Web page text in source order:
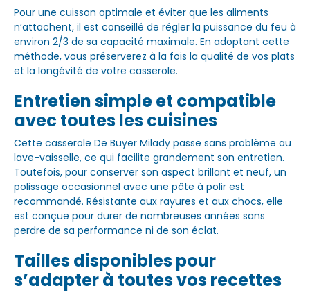
Pour une cuisson optimale et éviter que les aliments
n’attachent, il est conseillé de régler la puissance du feu à
environ 2/3 de sa capacité maximale. En adoptant cette
méthode, vous préserverez à la fois la qualité de vos plats
et la longévité de votre casserole.
Entretien simple et compatible
avec toutes les cuisines
Cette casserole De Buyer Milady passe sans problème au
lave-vaisselle, ce qui facilite grandement son entretien.
Toutefois, pour conserver son aspect brillant et neuf, un
polissage occasionnel avec une pâte à polir est
recommandé. Résistante aux rayures et aux chocs, elle
est conçue pour durer de nombreuses années sans
perdre de sa performance ni de son éclat.
Tailles disponibles pour
s’adapter à toutes vos recettes